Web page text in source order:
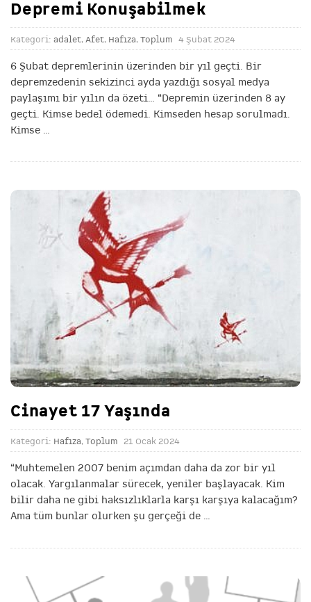
Depremi Konuşabilmek
Kategori: adalet, Afet, Hafıza, Toplum 4 Şubat 2024
6 Şubat depremlerinin üzerinden bir yıl geçti. Bir
depremzedenin sekizinci ayda yazdığı sosyal medya
paylaşımı bir yılın da özeti… “Depremin üzerinden 8 ay
geçti. Kimse bedel ödemedi. Kimseden hesap sorulmadı.
Kimse
Cinayet 17 Yaşında
Kategori: Hafıza, Toplum 21 Ocak 2024
“Muhtemelen 2007 benim açımdan daha da zor bir yıl
olacak. Yargılanmalar sürecek, yeniler başlayacak. Kim
bilir daha ne gibi haksızlıklarla karşı karşıya kalacağım?
Ama tüm bunlar olurken şu gerçeği de